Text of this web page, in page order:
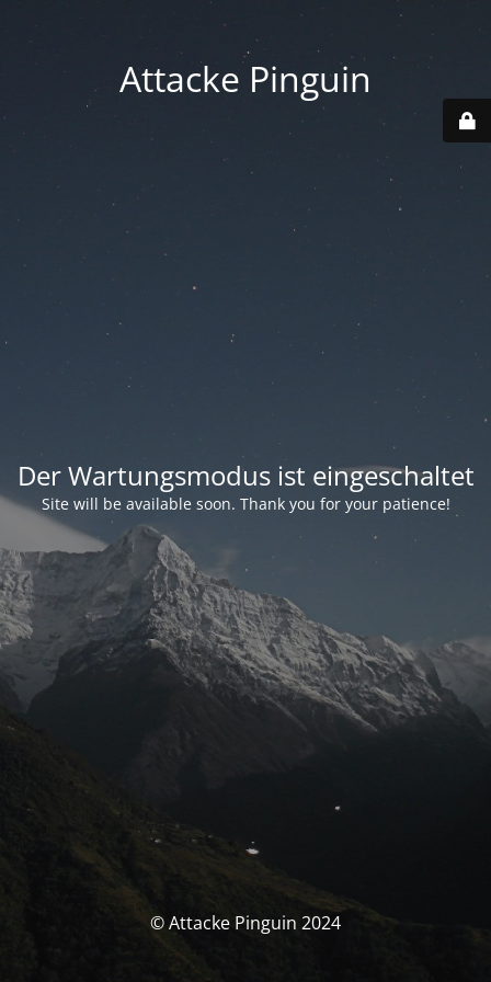
Attacke Pinguin
Der Wartungsmodus ist eingeschaltet
Site will be available soon. Thank you for your patience!
© Attacke Pinguin 2024